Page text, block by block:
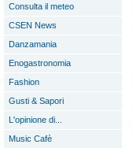
Consulta il meteo
CSEN News
Danzamania
Enogastronomia
Fashion
Gusti & Sapori
L'opinione di...
Music Cafè